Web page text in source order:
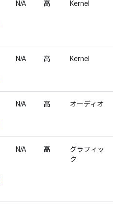
N/A 高 Kernel
N/A 高 Kernel
N/A 高 オーディオ
N/A 高
グラフィッ
ク